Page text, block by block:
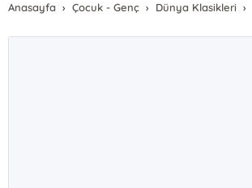
Anasayfa Çocuk - Genç Dünya Klasikleri